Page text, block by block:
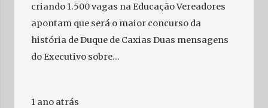
criando 1.500 vagas na Educação Vereadores
apontam que será o maior concurso da
história de Duque de Caxias Duas mensagens
do Executivo sobre…
1 ano atrás